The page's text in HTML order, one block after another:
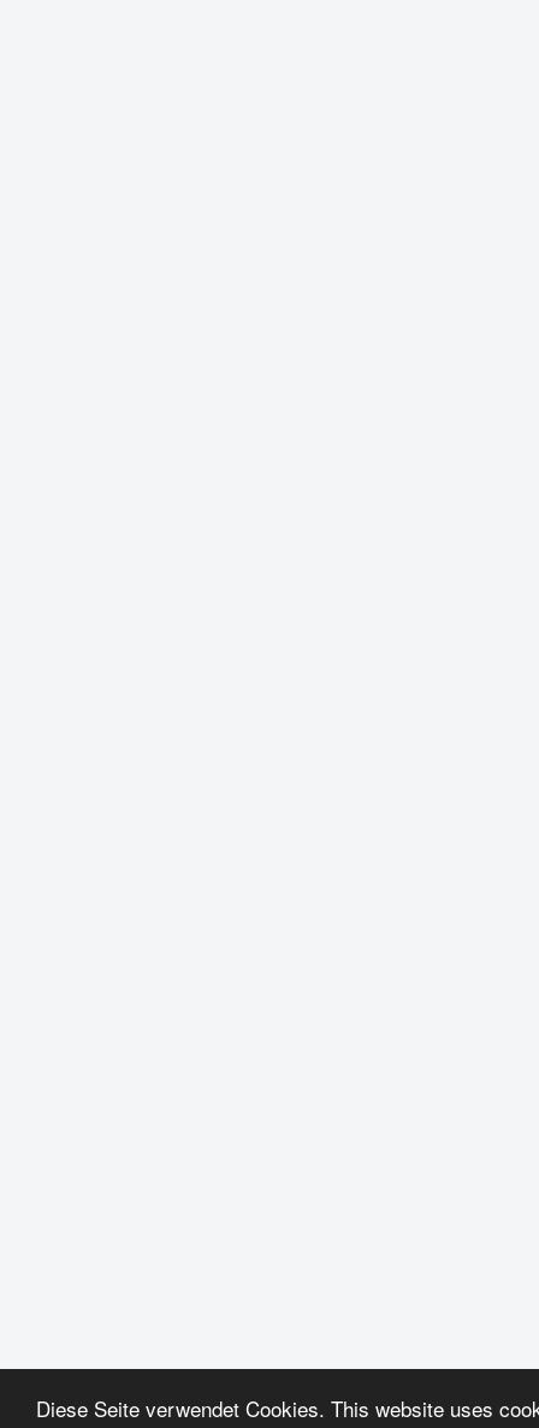
Diese Seite verwendet Cookies. This website uses